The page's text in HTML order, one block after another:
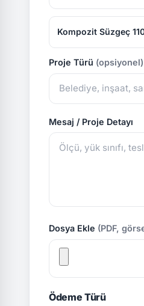
Kompozit Süzgeç
Proje Türü (opsiyonel)
Mesaj / Proje Detayı
Dosya Ekle (PDF,
Ödeme Türü